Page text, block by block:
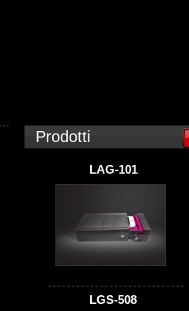
Prodotti
LAG-101
LGS-508